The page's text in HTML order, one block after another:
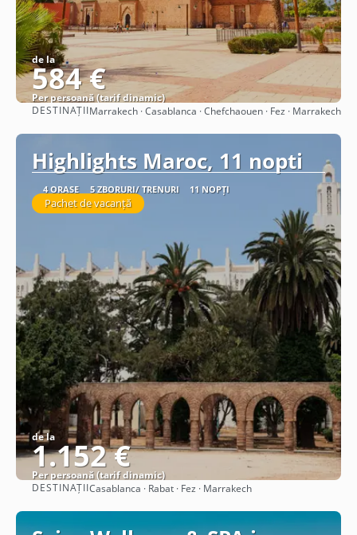
de la
584 €
Per persoană (tarif dinamic)
Vezi detalii
DESTINAȚIIMarrakech · Casablanca · Chefchaouen · Fez · Marrakech
Highlights Maroc, 11 nopti
4 ORAȘE 5 ZBORURI/ TRENURI 11 NOPȚI
Pachet de vacanță
de la
1.152 €
Per persoană (tarif dinamic)
Vezi detalii
DESTINAȚIICasablanca · Rabat · Fez · Marrakech